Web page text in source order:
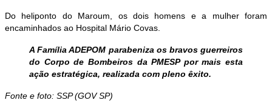
Do heliponto do Maroum, os dois homens e a mulher foram
encaminhados ao Hospital Mário Covas.
A Família ADEPOM parabeniza os bravos guerreiros
do Corpo de Bombeiros da PMESP por mais esta
ação estratégica, realizada com pleno êxito.
Fonte e foto: SSP (GOV SP)